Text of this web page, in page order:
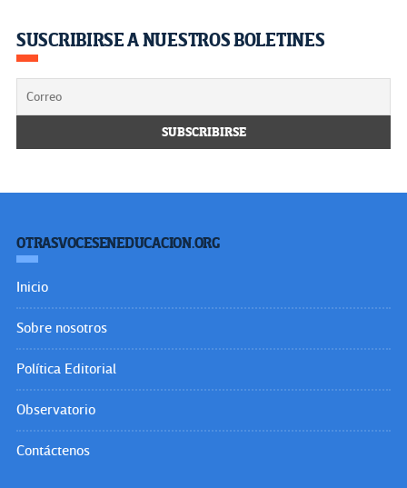
SUSCRIBIRSE A NUESTROS BOLETINES
OTRASVOCESENEDUCACION.ORG
Inicio
Sobre nosotros
Política Editorial
Observatorio
Contáctenos